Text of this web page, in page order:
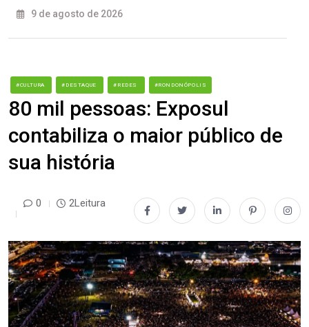
9 de agosto de 2026
#CULTURA #DESTAQUE #REDES #RONDONÓPOLIS
80 mil pessoas: Exposul
contabiliza o maior público de
sua história
0 2Leitura